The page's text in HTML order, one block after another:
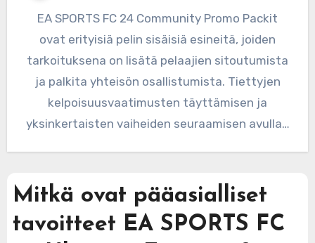
EA SPORTS FC 24 Community Promo Packit
ovat erityisiä pelin sisäisiä esineitä, joiden
tarkoituksena on lisätä pelaajien sitoutumista
ja palkita yhteisön osallistumista. Tiettyjen
kelpoisuusvaatimusten täyttämisen ja
yksinkertaisten vaiheiden seuraamisen avulla…
Mitkä ovat pääasialliset
tavoitteet EA SPORTS FC